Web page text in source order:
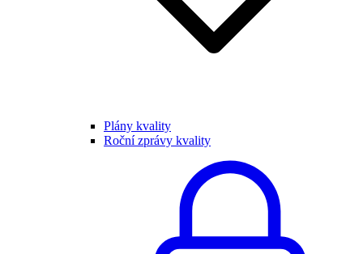
Plány kvality
Roční zprávy kvality